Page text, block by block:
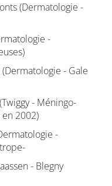
(Dermatologie -
-
- Gale
- Méningo-
2002)
-
- Blegny